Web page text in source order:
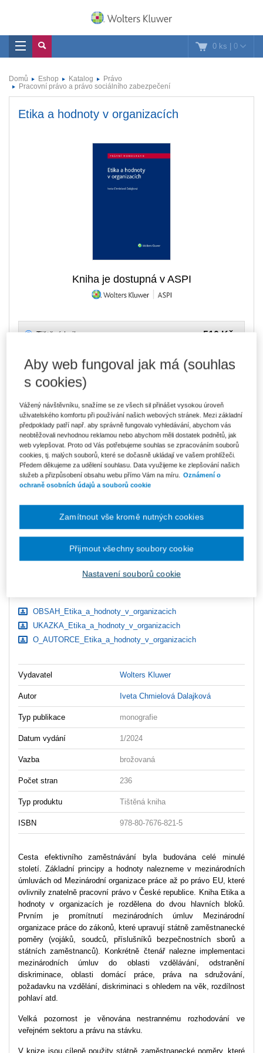
0 ks | 0
Domů Eshop Katalog
Právo
Pracovní právo a právo sociálního zabezpečení
Etika a hodnoty v organizacích
Kniha je dostupná v ASPI
510 Kč
Tištěná kniha
E-kniha Smarteca + soubory ke stažení
V prodeji - ihned k dispozici
Co je Smarteca?
Kde najdu soubory e-knih?
727 Kč
Ušetříte 382 Kč
DMOC 1 109 Kč
Balíček - Tištěná kniha + E-kniha
Smarteca + soubory ke stažení
Skladem- expedice do 2 pracovních dnů
Co je Smarteca?
Upozorňujeme, že v období od 1.8. do 21.8. z technických
důvodů nemůžeme vystavovat daňové doklady. Budou vám
Vložit do košíku
Ceny jsou včetně DPH
OBSAH_Etika_a_hodnoty_v_organizacich
UKAZKA_Etika_a_hodnoty_v_organizacich
O_AUTORCE_Etika_a_hodnoty_v_organizacich
Vydavatel Wolters Kluwer
Autor Iveta Chmielová Dalajková
Typ publikace monografie
Datum vydání 1/2024
Vazba brožovaná
Počet stran 236
Typ produktu Tištěná kniha
ISBN 978-80-7676-821-5
Cesta efektivního zaměstnávání byla budována celé minulé
století. Základní principy a hodnoty nalezneme v mezinárodních
úmluvách od Mezinárodní organizace práce až po právo EU, které
ovlivnily znatelně pracovní právo v České republice. Kniha Etika a
hodnoty v organizacích je rozdělena do dvou hlavních bloků.
Prvním je promítnutí mezinárodních úmluv Mezinárodní
organizace práce do zákonů, které upravují státně zaměstnanecké
poměry (vojáků, soudců, příslušníků bezpečnostních sborů a
státních zaměstnanců). Konkrétně čtenář nalezne implementaci
mezinárodních úmluv do oblasti vzdělávání, odstranění
diskriminace, oblasti domácí práce, práva na sdružování,
požadavku na vzdělání, diskriminaci s ohledem na věk, rozdílnost
pohlaví atd.
Velká pozornost je věnována nestrannému rozhodování ve
veřejném sektoru a právu na stávku.
V knize jsou cíleně použity státně zaměstnanecké poměry, které
Aby web fungoval jak má (souhlas
s cookies)
Vážený návštěvníku, snažíme se ze všech sil přinášet vysokou úroveň
uživatelského komfortu při používání našich webových stránek. Mezi základní
předpoklady patří např. aby správně fungovalo vyhledávání, abychom vás
neobtěžovali nevhodnou reklamou nebo abychom měli dostatek podnětů, jak
web vylepšovat. Proto od Vás potřebujeme souhlas se zpracováním souborů
cookies, tj. malých souborů, které se dočasně ukládají ve vašem prohlížeči.
Předem děkujeme za udělení souhlasu. Data využijeme ke zlepšování našich
služeb a přizpůsobení obsahu webu přímo Vám na míru. Oznámení o
ochraně osobních údajů a souborů cookie
Nastavení souborů cookie
Zamítnout vše kromě nutných cookies
Přijmout všechny soubory cookie